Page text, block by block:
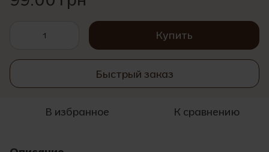
Купить
Быстрый заказ
В избранное К сравнению